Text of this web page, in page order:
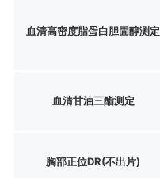
血清高密度脂蛋白胆固醇测定
血清甘油三酯测定
胸部正位DR(不出片)